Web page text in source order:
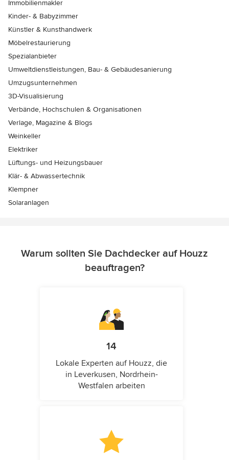
Immobilienmakler
Kinder- & Babyzimmer
Künstler & Kunsthandwerk
Möbelrestaurierung
Spezialanbieter
Umweltdienstleistungen, Bau- & Gebäudesanierung
Umzugsunternehmen
3D-Visualisierung
Verbände, Hochschulen & Organisationen
Verlage, Magazine & Blogs
Weinkeller
Elektriker
Lüftungs- und Heizungsbauer
Klär- & Abwassertechnik
Klempner
Solaranlagen
Warum sollten Sie Dachdecker auf Houzz
beauftragen?
14
Lokale Experten auf Houzz, die
in Leverkusen, Nordrhein-
Westfalen arbeiten